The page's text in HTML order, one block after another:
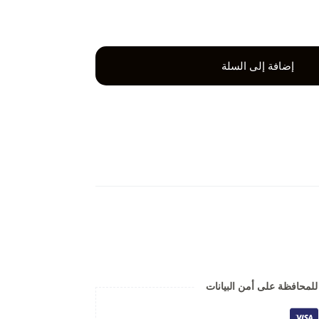
إضافة إلى السلة
على أمن البيانات